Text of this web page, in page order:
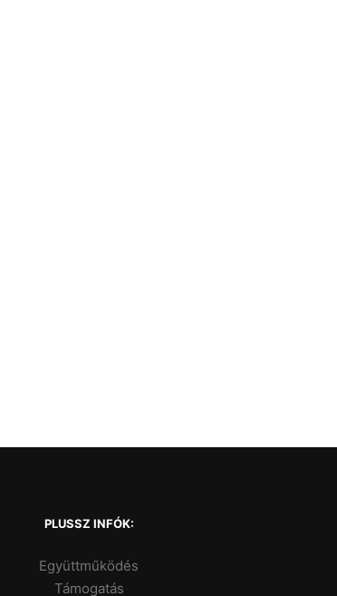
PLUSSZ INFÓK:
Együttműködés
Támogatás